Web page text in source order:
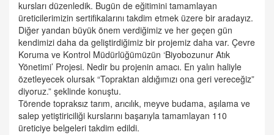
kursları düzenledik. Bugün de eğitimini tamamlayan
üreticilerimizin sertifikalarını takdim etmek üzere bir aradayız.
Diğer yandan büyük önem verdiğimiz ve her geçen gün
kendimizi daha da geliştirdiğimiz bir projemiz daha var. Çevre
Koruma ve Kontrol Müdürlüğümüzün ‘Biyobozunur Atık
Yönetimi’ Projesi. Nedir bu projenin amacı. En yalın haliyle
özetleyecek olursak “Topraktan aldığımızı ona geri vereceğiz”
diyoruz.” şeklinde konuştu.
Törende topraksız tarım, arıcılık, meyve budama, aşılama ve
salep yetiştiriciliği kurslarını başarıyla tamamlayan 110
üreticiye belgeleri takdim edildi.